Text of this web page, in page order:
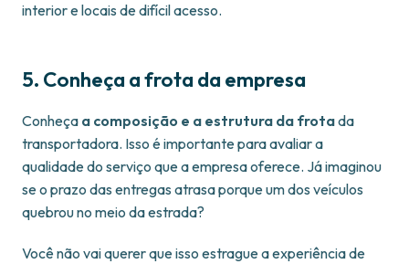
interior e locais de difícil acesso.
5. Conheça a frota da empresa
Conheça a composição e a estrutura da frotada
transportadora. Isso é importante para avaliar a
qualidade do serviço que a empresa oferece. Já imaginou
se o prazo das entregas atrasa porque um dos veículos
quebrou no meio da estrada?
Você não vai querer que isso estrague a experiência de